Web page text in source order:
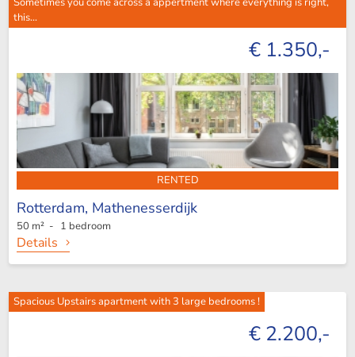
this...
€ 1.350,-
RENTED
Rotterdam, Mathenesserdijk
50 m² - 1 bedroom
Details
Spacious Upstairs apartment with 3 large bedrooms !
€ 2.200,-